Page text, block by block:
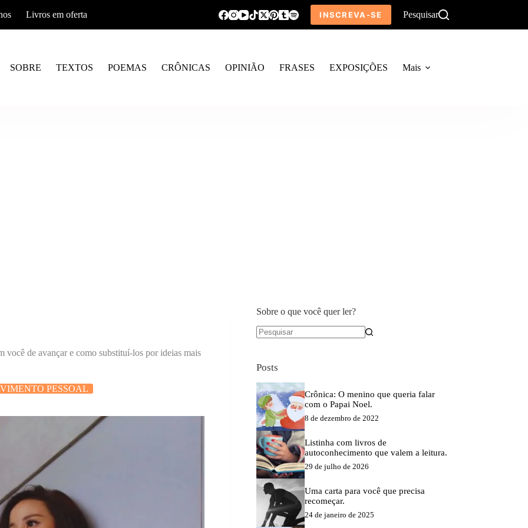
Livros em oferta INSCREVA-SE Pesquisar
SOBRE TEXTOS POEMAS CRÔNICAS OPINIÃO FRASES EXPOSIÇÕES Mais
você de avançar e como substituí-los por ideias mais
PESSOAL
Sobre o que você quer ler?
Posts
Crônica: O menino que queria falar
com o Papai Noel.
8 de dezembro de 2022
Listinha com livros de
autoconhecimento que valem a leitura.
29 de julho de 2026
Uma carta para você que precisa
recomeçar.
24 de janeiro de 2025